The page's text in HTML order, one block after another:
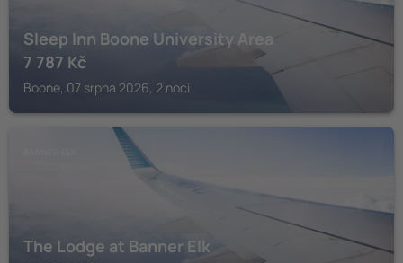
Sleep Inn Boone University Area
7 787 Kč
Boone, 07 srpna 2026, 2 noci
The Lodge at Banner Elk